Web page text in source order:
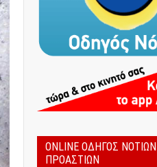
ONLINE ΟΔΗΓΌΣ ΝΟΤΊΩΝ
ΠΡΟΑΣΤΊΩΝ